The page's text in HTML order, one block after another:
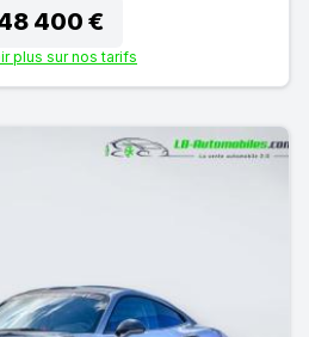
400 €
plus sur nos tarifs